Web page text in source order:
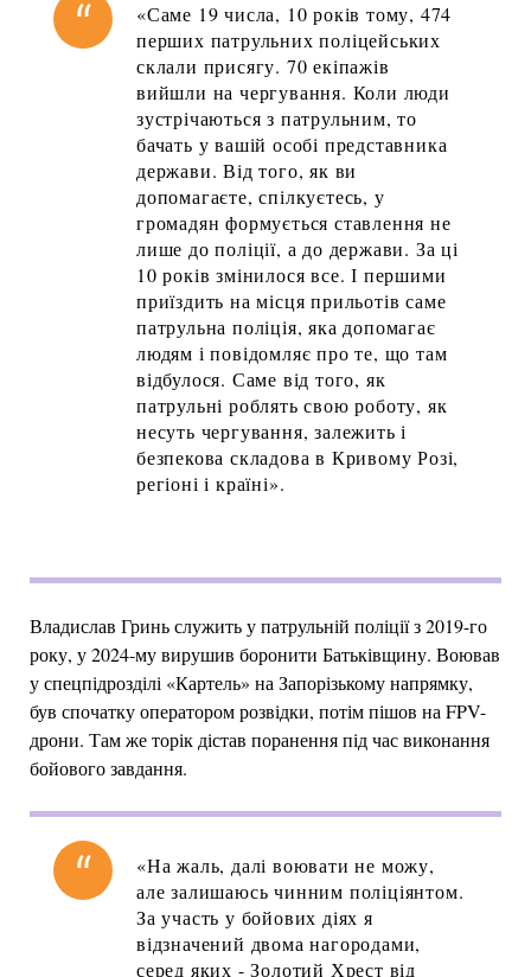
«Саме 19 числа, 10 років тому, 474
перших патрульних поліцейських
склали присягу. 70 екіпажів
вийшли на чергування. Коли люди
зустрічаються з патрульним, то
бачать у вашій особі представника
держави. Від того, як ви
допомагаєте, спілкуєтесь, у
громадян формується ставлення не
лише до поліції, а до держави. За ці
10 років змінилося все. І першими
приїздить на місця прильотів саме
патрульна поліція, яка допомагає
людям і повідомляє про те, що там
відбулося. Саме від того, як
патрульні роблять свою роботу, як
несуть чергування, залежить і
безпекова складова в Кривому Розі,
регіоні і країні».
Владислав Гринь служить у патрульній поліції з 2019-го
року, у 2024-му вирушив боронити Батьківщину. Воював
у спецпідрозділі «Картель» на Запорізькому напрямку,
був спочатку оператором розвідки, потім пішов на FPV-
дрони. Там же торік дістав поранення під час виконання
бойового завдання.
«На жаль, далі воювати не можу,
але залишаюсь чинним поліціянтом.
За участь у бойових діях я
відзначений двома нагородами,
серед яких - Золотий Хрест від